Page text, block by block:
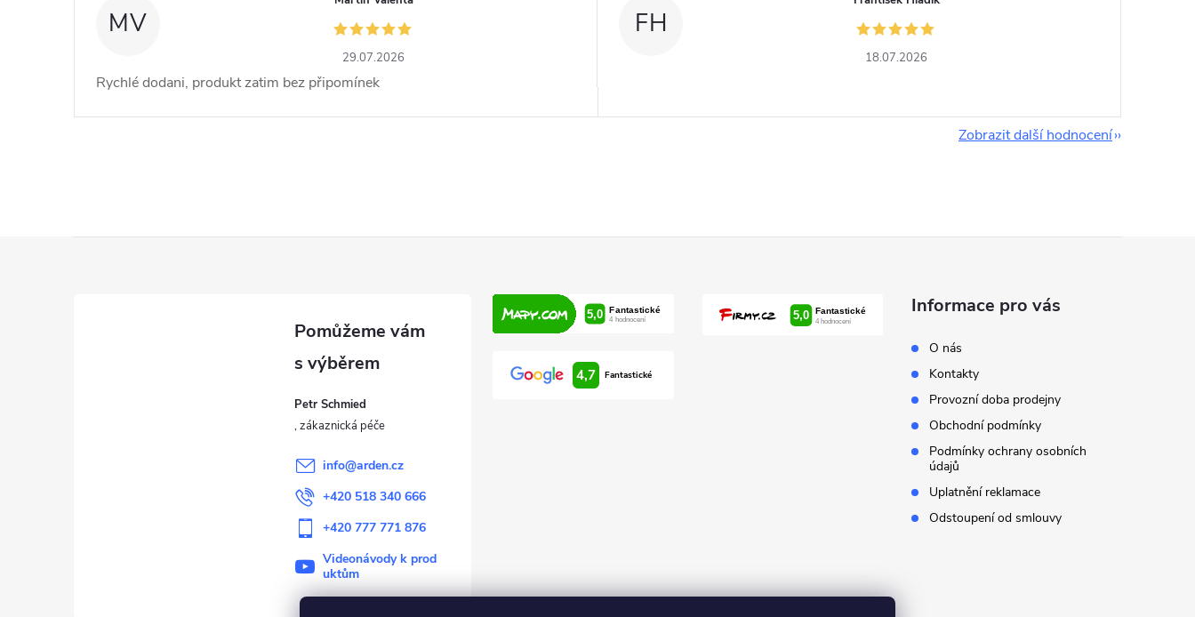
MV
29.07.2026
Rychlé dodani, produkt zatim bez připomínek
FH
18.07.2026
Zobrazit další hodnocení
Petr Schmied
info@arden.cz
+420 518 340 666
+420 777 771 876
Videonávody k prod
uktům
4,7 Fantastické
Informace pro vás
O nás
Kontakty
Provozní doba prodejny
Obchodní podmínky
Podmínky ochrany osobních
údajů
Uplatnění reklamace
Odstoupení od smlouvy